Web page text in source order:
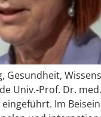
Univ.-Prof. Dr.
Im